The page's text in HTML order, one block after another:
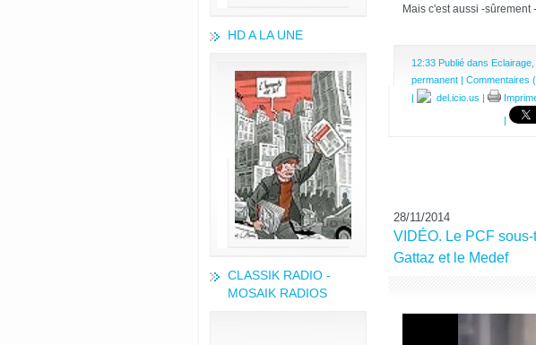
HD A LA UNE
CLASSIK RADIO -
MOSAIK RADIOS
Mais c'est aussi -sûrement
12:33 Publié dans Eclairage
permanent | Commentaires
|
del.icio.us |
|
28/11/2014
VIDÉO. Le PCF
Gattaz et le Medef